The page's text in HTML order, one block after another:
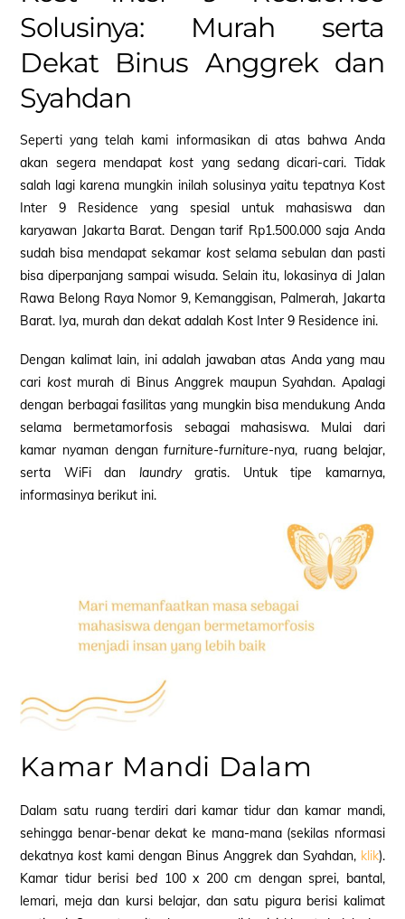
Solusinya: Murah serta
Dekat Binus Anggrek dan
Syahdan
Seperti yang telah kami informasikan di atas bahwa Anda
akan segera mendapatkost yang sedang dicari-cari. Tidak
salah lagi karena mungkin inilah solusinya yaitu tepatnya Kost
Inter 9 Residence yang spesial untuk mahasiswa dan
karyawan Jakarta Barat. Dengan tarif Rp1.500.000 saja Anda
sudah bisa mendapat sekamar kost selama sebulan dan pasti
bisa diperpanjang sampai wisuda. Selain itu, lokasinya di Jalan
Rawa Belong Raya Nomor 9, Kemanggisan, Palmerah, Jakarta
Barat. Iya, murah dan dekat adalah Kost Inter 9 Residence ini.
Dengan kalimat lain, ini adalah jawaban atas Anda yang mau
cari kost murah di Binus Anggrek maupun Syahdan. Apalagi
dengan berbagai fasilitas yang mungkin bisa mendukung Anda
selama bermetamorfosis sebagai mahasiswa. Mulai dari
kamar nyaman denganfurniture-furniture-nya, ruang belajar,
serta WiFi dan laundrygratis. Untuk tipe kamarnya,
informasinya berikut ini.
Kamar Mandi Dalam
Dalam satu ruang terdiri dari kamar tidur dan kamar mandi,
sehingga benar-benardekat ke mana-mana (sekilas nformasi
dekatnyakost kami dengan Binus Anggrek dan Syahdan, klik).
Kamar tidur berisi bed 100 x 200 cm dengan sprei, bantal,
lemari, meja dan kursi belajar, dan satu pigura berisi kalimat